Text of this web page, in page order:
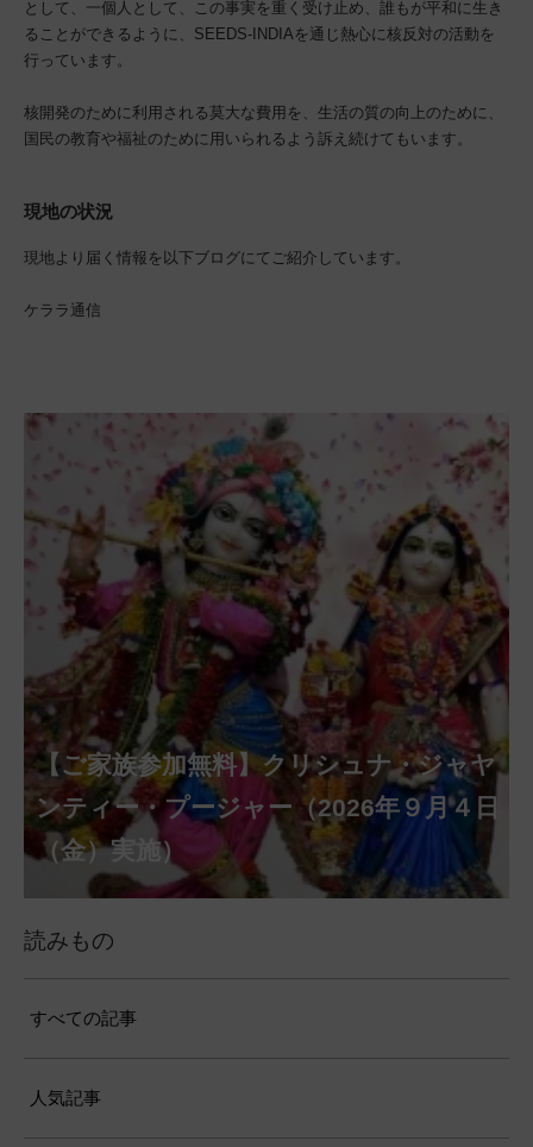
として、一個人として、この事実を重く受け止め、誰もが平和に生き
ることができるように、SEEDS-INDIAを通じ熱心に核反対の活動を
行っています。
核開発のために利用される莫大な費用を、生活の質の向上のために、
国民の教育や福祉のために用いられるよう訴え続けてもいます。
現地の状況
現地より届く情報を以下ブログにてご紹介しています。
ケララ通信
【ご家族参加無料】ナーガ・パンチャ
ミー・プージャー（2026年８月17日
（月）実施）
【ご家族参加無料】ヴァラ・ラクシュ
ミー・ヴラタ・プージャー（2026年８月
28日（金）実施）
【ご家族参加無料】サンカタハラ・チ
ャトゥルティー・プージャー（2026年８
月31日（月）実施）
【ご家族参加無料】クリシュナ・ジャヤ
ンティー・プージャー（2026年９月４日
（金）実施）
【ご家族参加無料】ガネーシャ・チャ
トゥルティー・プージャー（2026年９月
14日（月）実施）
【ご家族参加無料】マハーラクシュミ
ー・ヴラタ・プージャー（2026年９月19
日（土）実施）
【ご家族参加無料】マハーラヤー・ア
マーヴァシャー・プージャー（2026年10
月10日（土）実施）
第220回グループ・ホーマ（ナーガ・
パンチャミー、2026年８月17日（月）実
施）
第221回グループ・ホーマ（ガーヤト
リー・ジャヤンティー、2026年８月28日
（金）実施）
アンナダーナ・プロジェクト（食事の奉
仕）
ポストコロナ福祉活動支援募金
読みもの
すべての記事
人気記事